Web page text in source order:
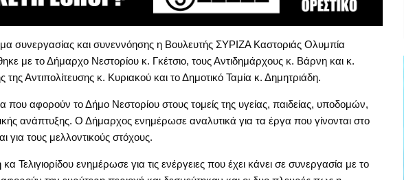
συνεργασίας και συνεννόησης η Βουλευτής ΣΥΡΙΖΑ Καστοριάς Ολυμπία
με το Δήμαρχο Νεστορίου κ. Γκέτσιο, τους Αντιδημάρχους κ. Βάρνη και κ.
της Αντιπολίτευσης κ. Κυριακού και το Δημοτικό Ταμία κ. Δημητριάδη.
που αφορούν το Δήμο Νεστορίου στους τομείς της υγείας, παιδείας, υποδομών,
ανάπτυξης. Ο Δήμαρχος ενημέρωσε αναλυτικά για τα έργα που γίνονται στο
για τους μελλοντικούς στόχους.
Τελιγιορίδου ενημέρωσε για τις ενέργειες που έχει κάνει σε συνεργασία με το